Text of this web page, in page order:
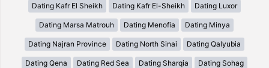
Dating Kafr El Sheikh Dating Kafr El-Sheikh Dating Luxor
Dating Marsa Matrouh Dating Menofia Dating Minya
Dating Najran Province Dating North Sinai Dating Qalyubia
Dating Qena Dating Red Sea Dating Sharqia Dating Sohag